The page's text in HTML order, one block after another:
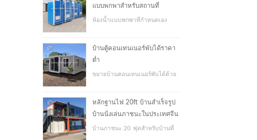
แบบพกพาสำหรับสถานที่
ก่อสร้าง
ห้องน้ำแบบพกพาที่กำหนดเอง
บ้านตู้คอนเทนเนอร์พับได้ราคา
ต่ำ
ขยายบ้านคอนเทนเนอร์พับได้ด้วย
หลักฐานไฟ 20ft บ้านสำเร็จรูป
บ้านนั่งเล่นภาชนะในประเทศจีน
บ้านภาชนะ 20 ฟุตสำหรับบ้านที่